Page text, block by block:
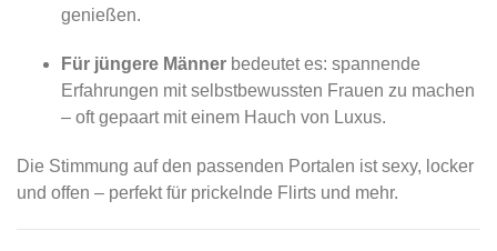
genießen.
Für jüngere Männer bedeutet es: spannende
Erfahrungen mit selbstbewussten Frauen zu machen
– oft gepaart mit einem Hauch von Luxus.
Die Stimmung auf den passenden Portalen ist sexy, locker
und offen – perfekt für prickelnde Flirts und mehr.